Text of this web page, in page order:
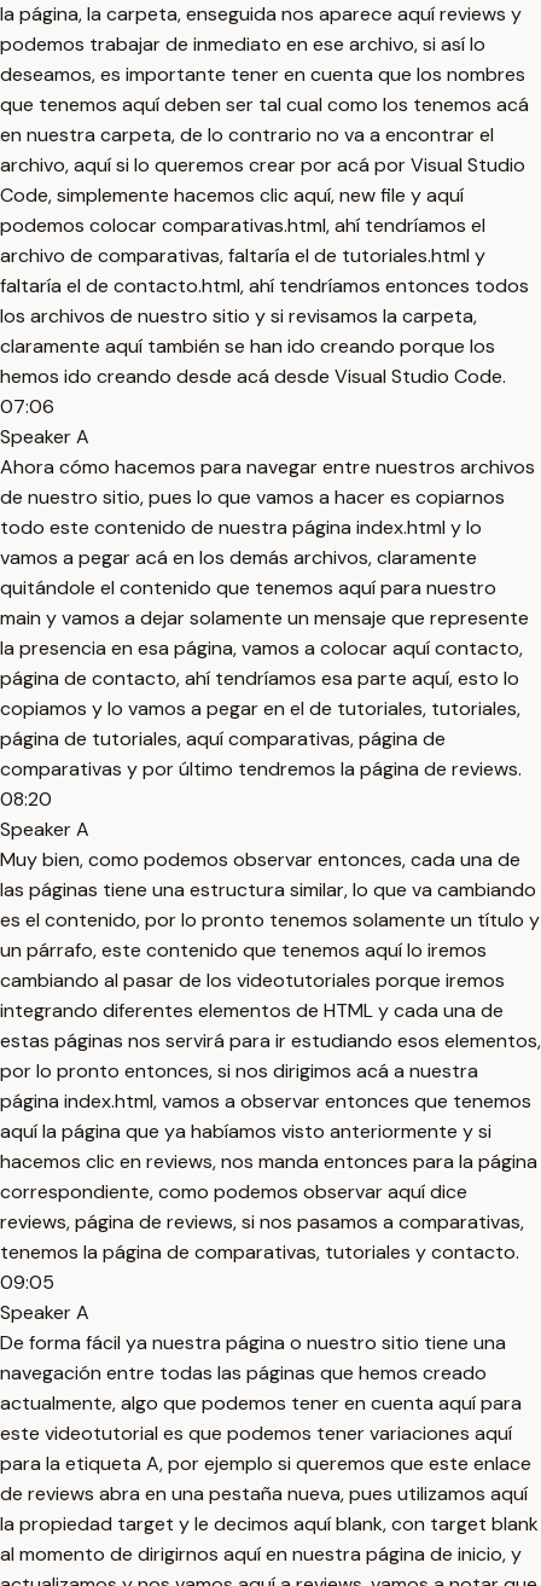
la página, la carpeta, enseguida nos aparece aquí reviews y
podemos trabajar de inmediato en ese archivo, si así lo
deseamos, es importante tener en cuenta que los nombres
que tenemos aquí deben ser tal cual como los tenemos acá
en nuestra carpeta, de lo contrario no va a encontrar el
archivo, aquí si lo queremos crear por acá por Visual Studio
Code, simplemente hacemos clic aquí, new file y aquí
podemos colocar comparativas.html, ahí tendríamos el
archivo de comparativas, faltaría el de tutoriales.html y
faltaría el de contacto.html, ahí tendríamos entonces todos
los archivos de nuestro sitio y si revisamos la carpeta,
claramente aquí también se han ido creando porque los
hemos ido creando desde acá desde Visual Studio Code.
07:06
Speaker A
Ahora cómo hacemos para navegar entre nuestros archivos
de nuestro sitio, pues lo que vamos a hacer es copiarnos
todo este contenido de nuestra página index.html y lo
vamos a pegar acá en los demás archivos, claramente
quitándole el contenido que tenemos aquí para nuestro
main y vamos a dejar solamente un mensaje que represente
la presencia en esa página, vamos a colocar aquí contacto,
página de contacto, ahí tendríamos esa parte aquí, esto lo
copiamos y lo vamos a pegar en el de tutoriales, tutoriales,
página de tutoriales, aquí comparativas, página de
comparativas y por último tendremos la página de reviews.
08:20
Speaker A
Muy bien, como podemos observar entonces, cada una de
las páginas tiene una estructura similar, lo que va cambiando
es el contenido, por lo pronto tenemos solamente un título y
un párrafo, este contenido que tenemos aquí lo iremos
cambiando al pasar de los videotutoriales porque iremos
integrando diferentes elementos de HTML y cada una de
estas páginas nos servirá para ir estudiando esos elementos,
por lo pronto entonces, si nos dirigimos acá a nuestra
página index.html, vamos a observar entonces que tenemos
aquí la página que ya habíamos visto anteriormente y si
hacemos clic en reviews, nos manda entonces para la página
correspondiente, como podemos observar aquí dice
reviews, página de reviews, si nos pasamos a comparativas,
tenemos la página de comparativas, tutoriales y contacto.
09:05
Speaker A
De forma fácil ya nuestra página o nuestro sitio tiene una
navegación entre todas las páginas que hemos creado
actualmente, algo que podemos tener en cuenta aquí para
este videotutorial es que podemos tener variaciones aquí
para la etiqueta A, por ejemplo si queremos que este enlace
de reviews abra en una pestaña nueva, pues utilizamos aquí
la propiedad target y le decimos aquí blank, con target blank
al momento de dirigirnos aquí en nuestra página de inicio, y